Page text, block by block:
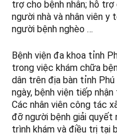
trợ cho bệnh nhân; hỗ
người nhà và nhân viên
người bệnh nghèo …
Bệnh viện đa khoa tỉnh
trong việc khám chữa
dân trên địa bàn tỉnh
ngày, bệnh viện tiếp
Các nhân viên công tác
đỡ người bệnh giải quyết
trình khám và điều trị tại